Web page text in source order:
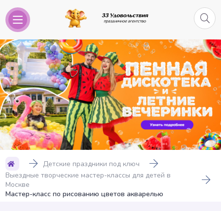
Детские праздники под ключ
Выездные творческие мастер-классы для детей в
Москве
Мастер-класс по рисованию цветов акварелью